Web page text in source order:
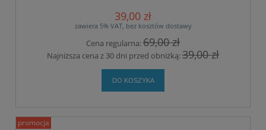
39,00 zł
zawiera 5% VAT, bez kosztów dostawy
Cena regularna:69,00 zł
Najniższa cena z 30 dni przed obniżką:39,00 zł
DO KOSZYKA
promocja